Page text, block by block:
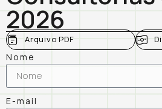
2026
Arquivo PDF
Nome
E-mail